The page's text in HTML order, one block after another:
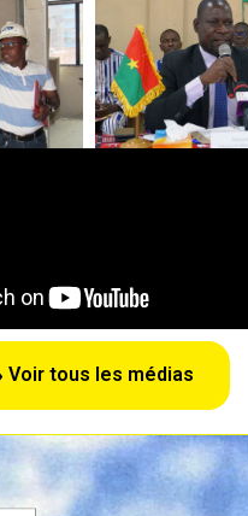
Voir tous les médias